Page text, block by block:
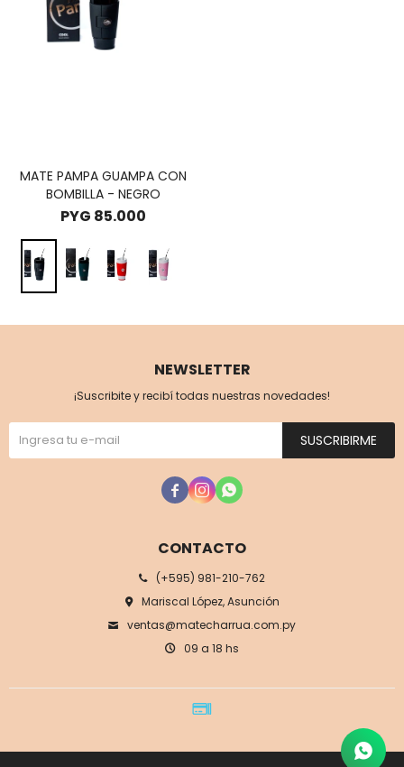
MATE PAMPA GUAMPA CON
BOMBILLA - NEGRO
PYG 85.000
CONTACTO
(+595) 981-210-762
Mariscal López, Asunción
ventas@matecharrua.com.py
09 a 18 hs
NEWSLETTER
¡Suscribite y recibí todas nuestras novedades!
SUSCRIBIRME
  